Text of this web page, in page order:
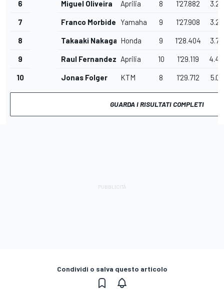
6 Miguel Oliveira Aprilia 8 1'27.882
7 Franco MorbidelliYamaha 9 1'27.908
8 Takaaki NakagamiHonda 9 1'28.404
9 Raul Fernandez Aprilia 10 1'29.119
10 Jonas Folger KTM 8 1'29.712
GUARDA I RISULTATI COMPLETI
Condividi o salva questo articolo